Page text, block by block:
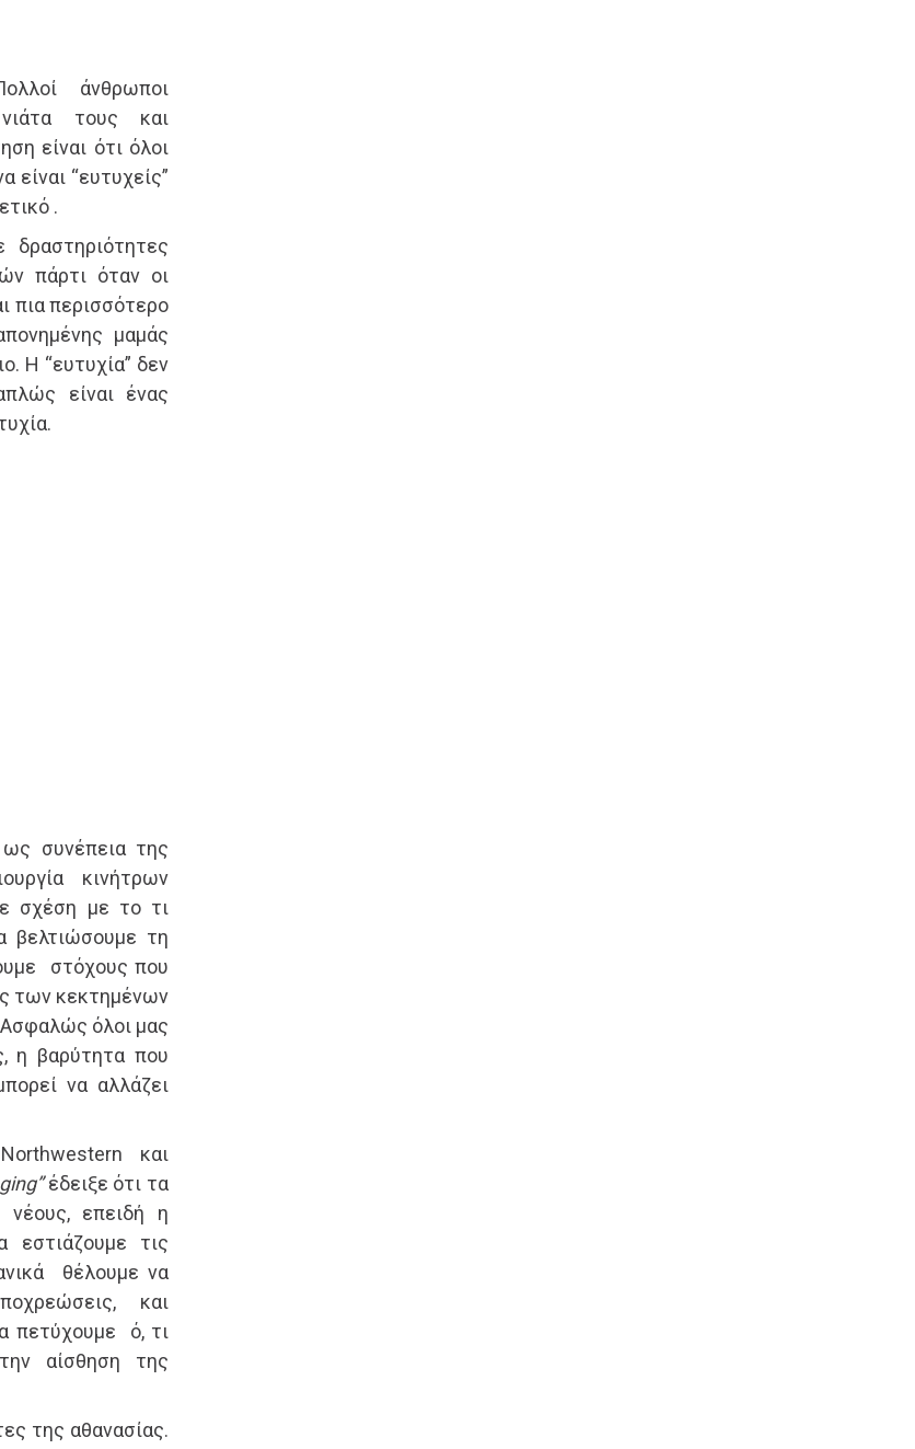
άνθρωποι
τους και
είναι ότι όλοι
“ευτυχείς”
.
πάρτι όταν οι
πια περισσότερο
μαμάς
Η “ευτυχία” δεν
είναι ένας
συνέπεια της
κινήτρων
σχέση με το τι
βελτιώσουμε τη
στόχους που
των κεκτημένων
όλοι μας
η βαρύτητα που
να αλλάζει
και
έδειξε ότι τα
νέους, επειδή η
εστιάζουμε τις
θέλουμε να
και
πετύχουμε ό, τι
αίσθηση της
της αθανασίας.